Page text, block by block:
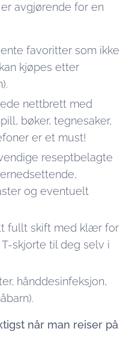
avgjørende for en
favoritter som ikke
kjøpes etter
nettbrett med
bøker, tegnesaker,
er et must!
reseptbelagte
og eventuelt
fullt skift med klær for
T-skjorte til deg selv i
hånddesinfeksjon,
når man reiser på